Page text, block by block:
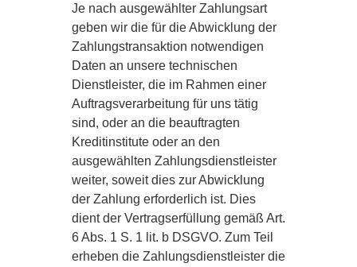
Je nach ausgewählter Zahlungsart
geben wir die für die Abwicklung der
Zahlungstransaktion notwendigen
Daten an unsere technischen
Dienstleister, die im Rahmen einer
Auftragsverarbeitung für uns tätig
sind, oder an die beauftragten
Kreditinstitute oder an den
ausgewählten Zahlungsdienstleister
weiter, soweit dies zur Abwicklung
der Zahlung erforderlich ist. Dies
dient der Vertragserfüllung gemäß Art.
6 Abs. 1 S. 1 lit. b DSGVO. Zum Teil
erheben die Zahlungsdienstleister die